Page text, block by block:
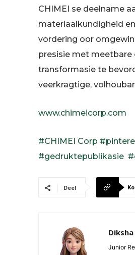
CHIMEI se deelname
materiaalkundigheid
vordering oor
presisie met meetbare
transformasie te
veerkragtige,
www.chimeicorp.com
#CHIMEI Corp
#gedruktepublikasie
Deel
Junior